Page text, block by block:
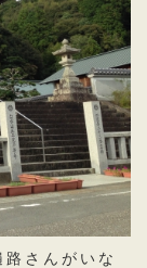
さんがいな